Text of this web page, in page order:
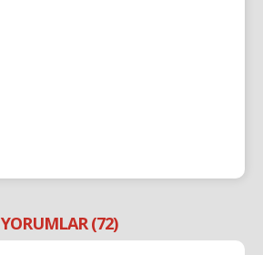
YORUMLAR (72)